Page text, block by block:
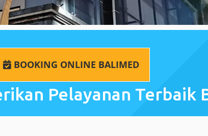
BOOKING ONLINE BALIMED
Pelayanan Terbaik